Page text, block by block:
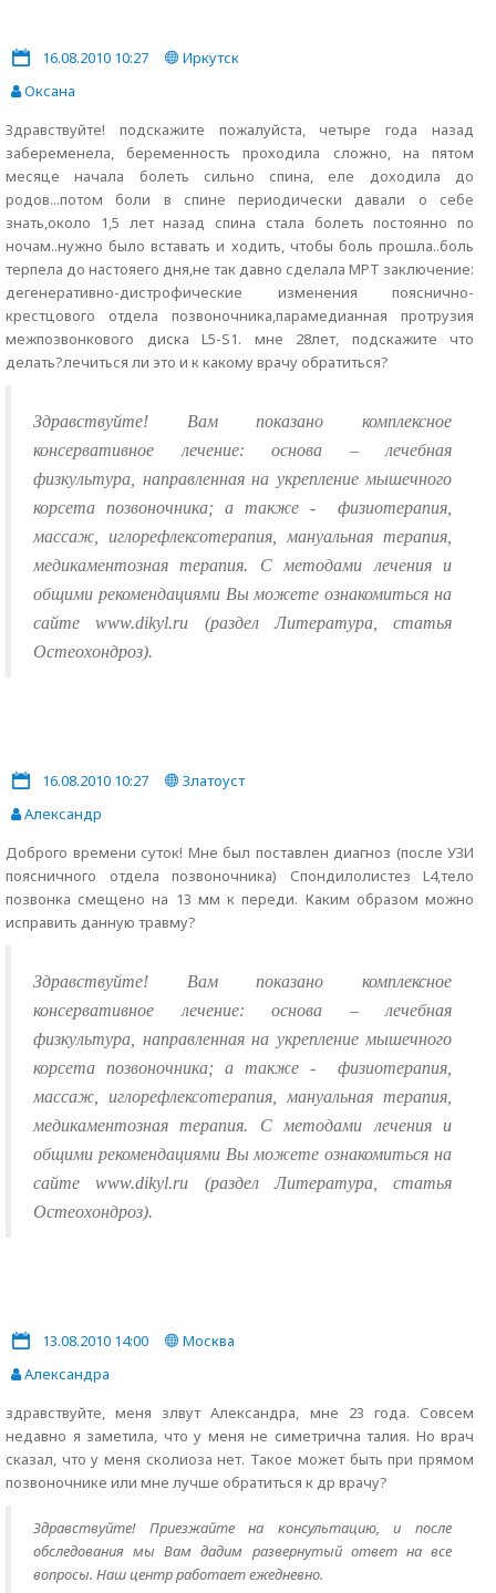
16.08.2010 10:27
Иркутск
Оксана
Здравствуйте! подскажите пожалуйста, четыре года назад
забеременела, беременность проходила сложно, на пятом
месяце начала болеть сильно спина, еле доходила до
родов...потом боли в спине периодически давали о себе
знать,около 1,5 лет назад спина стала болеть постоянно по
ночам..нужно было вставать и ходить, чтобы боль прошла..боль
терпела до настояего дня,не так давно сделала МРТ заключение:
дегенеративно-дистрофические изменения пояснично-
крестцового отдела позвоночника,парамедианная протрузия
межпозвонкового диска L5-S1. мне 28лет, подскажите что
делать?лечиться ли это и к какому врачу обратиться?
Здравствуйте! Вам показано комплексное
консервативное лечение: основа – лечебная
физкультура, направленная на укрепление мышечного
корсета позвоночника; а также -
физиотерапия,
массаж, иглорефлексотерапия, мануальная терапия,
медикаментозная терапия. С методами лечения и
общими рекомендациями Вы можете ознакомиться на
сайте www.dikyl.ru (раздел Литература, статья
Остеохондроз).
16.08.2010 10:27
Златоуст
Александр
Доброго времени суток! Мне был поставлен диагноз (после УЗИ
поясничного отдела позвоночника) Спондилолистез L4,тело
позвонка смещено на 13 мм к переди. Каким образом можно
исправить данную травму?
Здравствуйте! Вам показано комплексное
консервативное лечение: основа – лечебная
физкультура, направленная на укрепление мышечного
корсета позвоночника; а также -
физиотерапия,
массаж, иглорефлексотерапия, мануальная терапия,
медикаментозная терапия. С методами лечения и
общими рекомендациями Вы можете ознакомиться на
сайте www.dikyl.ru (раздел Литература, статья
Остеохондроз).
13.08.2010 14:00
Москва
Александра
здравствуйте, меня злвут Александра, мне 23 года. Совсем
недавно я заметила, что у меня не симетрична талия. Но врач
сказал, что у меня сколиоза нет. Такое может быть при прямом
позвоночнике или мне лучше обратиться к др врачу?
Здравствуйте! Приезжайте на консультацию, и после
обследования мы Вам дадим развернутый ответ на все
вопросы. Наш центр работает ежедневно.